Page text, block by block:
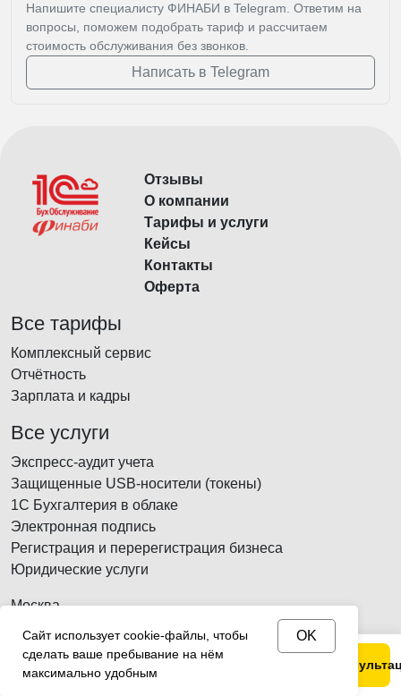
Напишите специалисту ФИНАБИ в Telegram. Ответим на
вопросы, поможем подобрать тариф и рассчитаем
стоимость обслуживания без звонков.
Написать в Telegram
Позвонить Получить
Отзывы
О компании
Тарифы и услуги
Кейсы
Контакты
Оферта
Все тарифы
Комплексный сервис
Отчётность
Зарплата и кадры
Все услуги
Экспресс-аудит учета
Защищенные USB-носители (токены)
1С Бухгалтерия в облаке
Электронная подпись
Регистрация и перерегистрация бизнеса
Юридические услуги
Москва
ООО «Финаби» ИНН/ОГРН: 7721804610 /
г. Москва, Волгоградский проспект, д. 46б, к. 1, офис 333
Сайт использует cookie-файлы, чтобы
сделать ваше пребывание на нём
максимально удобным
OK